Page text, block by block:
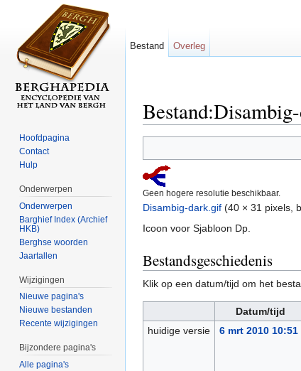
Geen hogere resolutie beschikbaar.
Disambig-dark.gif (40 × 31 pixels,
Icoon voor Sjabloon Dp.
Bestandsgeschiedenis
Klik op een datum/tijd om het
Datum/tijd
huidige versie
6 mrt 2010 10:51
Bestand Overleg
Hoofdpagina
Contact
Hulp
Onderwerpen
Onderwerpen
Barghief Index (Archief
HKB)
Berghse woorden
Jaartallen
Wijzigingen
Nieuwe pagina's
Nieuwe bestanden
Recente wijzigingen
Bijzondere pagina's
Alle pagina's